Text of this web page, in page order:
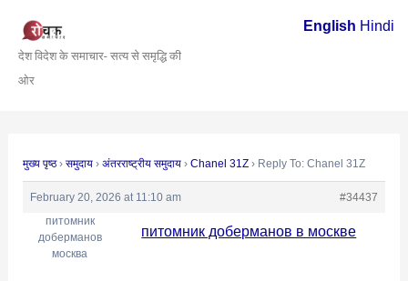
content
देश विदेश के समाचार- सत्य से समृद्धि की
ओर
मुख्य पृष्ठ › समुदाय › अंतरराष्ट्रीय समुदाय › Chanel 31Z › Reply To: Chanel 31Z
February 20, 2026 at 11:10 am
#34437
питомник
доберманов
москва
питомник доберманов в москве
navigation
English Hindi